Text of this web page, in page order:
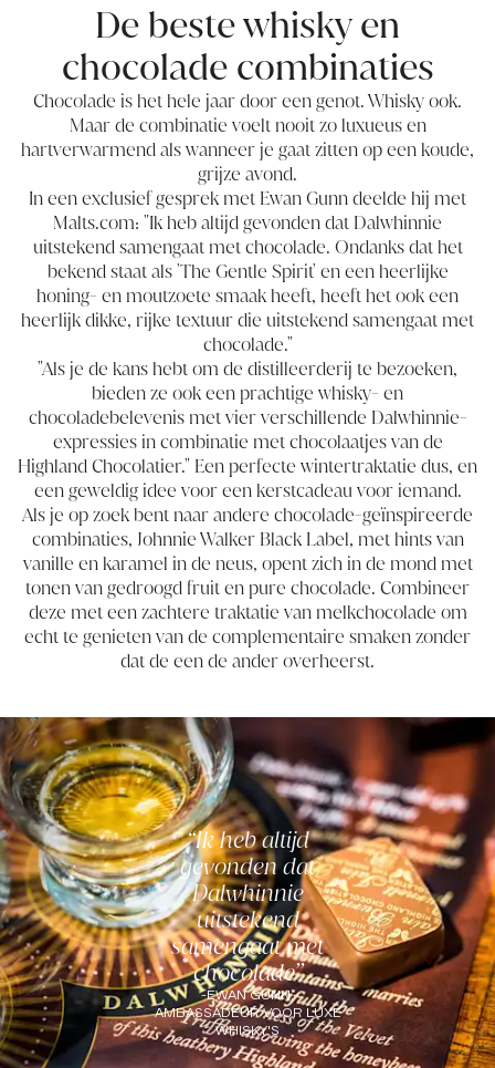
De beste whisky en
chocolade combinaties
Chocolade is het hele jaar door een genot. Whisky ook.
Maar de combinatie voelt nooit zo luxueus en
hartverwarmend als wanneer je gaat zitten op een koude,
grijze avond.
In een exclusief gesprek met Ewan Gunn deelde hij met
Malts.com: "Ik heb altijd gevonden dat Dalwhinnie
uitstekend samengaat met chocolade. Ondanks dat het
bekend staat als 'The Gentle Spirit' en een heerlijke
honing- en moutzoete smaak heeft, heeft het ook een
heerlijk dikke, rijke textuur die uitstekend samengaat met
chocolade."
"Als je de kans hebt om de distilleerderij te bezoeken,
bieden ze ook een prachtige whisky- en
chocoladebelevenis met vier verschillende Dalwhinnie-
expressies in combinatie met chocolaatjes van de
Highland Chocolatier." Een perfecte wintertraktatie dus, en
een geweldig idee voor een kerstcadeau voor iemand.
Als je op zoek bent naar andere chocolade-geïnspireerde
combinaties, Johnnie Walker Black Label, met hints van
vanille en karamel in de neus, opent zich in de mond met
tonen van gedroogd fruit en pure chocolade. Combineer
deze met een zachtere traktatie van melkchocolade om
echt te genieten van de complementaire smaken zonder
dat de een de ander overheerst.
Ik heb altijd
gevonden dat
Dalwhinnie
uitstekend
samengaat met
chocolade
-EWAN GUNN,
AMBASSADEUR VOOR LUXE
WHISKY'S